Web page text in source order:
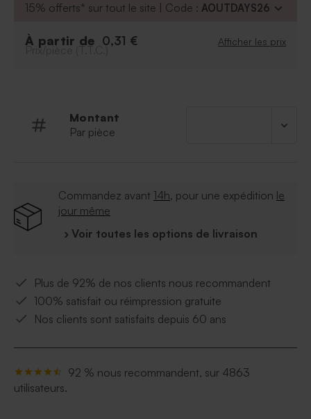
15% offerts* sur tout le site | Code : AOUTDAYS26
À partir de 0,31 € Afficher les prix
Prix/pièce (T.T.C.)
Montant
Par pièce
Commandez avant 14h, pour une expédition le
jour même
› Voir toutes les options de livraison
Plus de 92% de nos clients nous recommandent
100% satisfait ou réimpression gratuite
Nos clients sont satisfaits depuis 60 ans
92 % nous recommandent, sur 4863
utilisateurs.